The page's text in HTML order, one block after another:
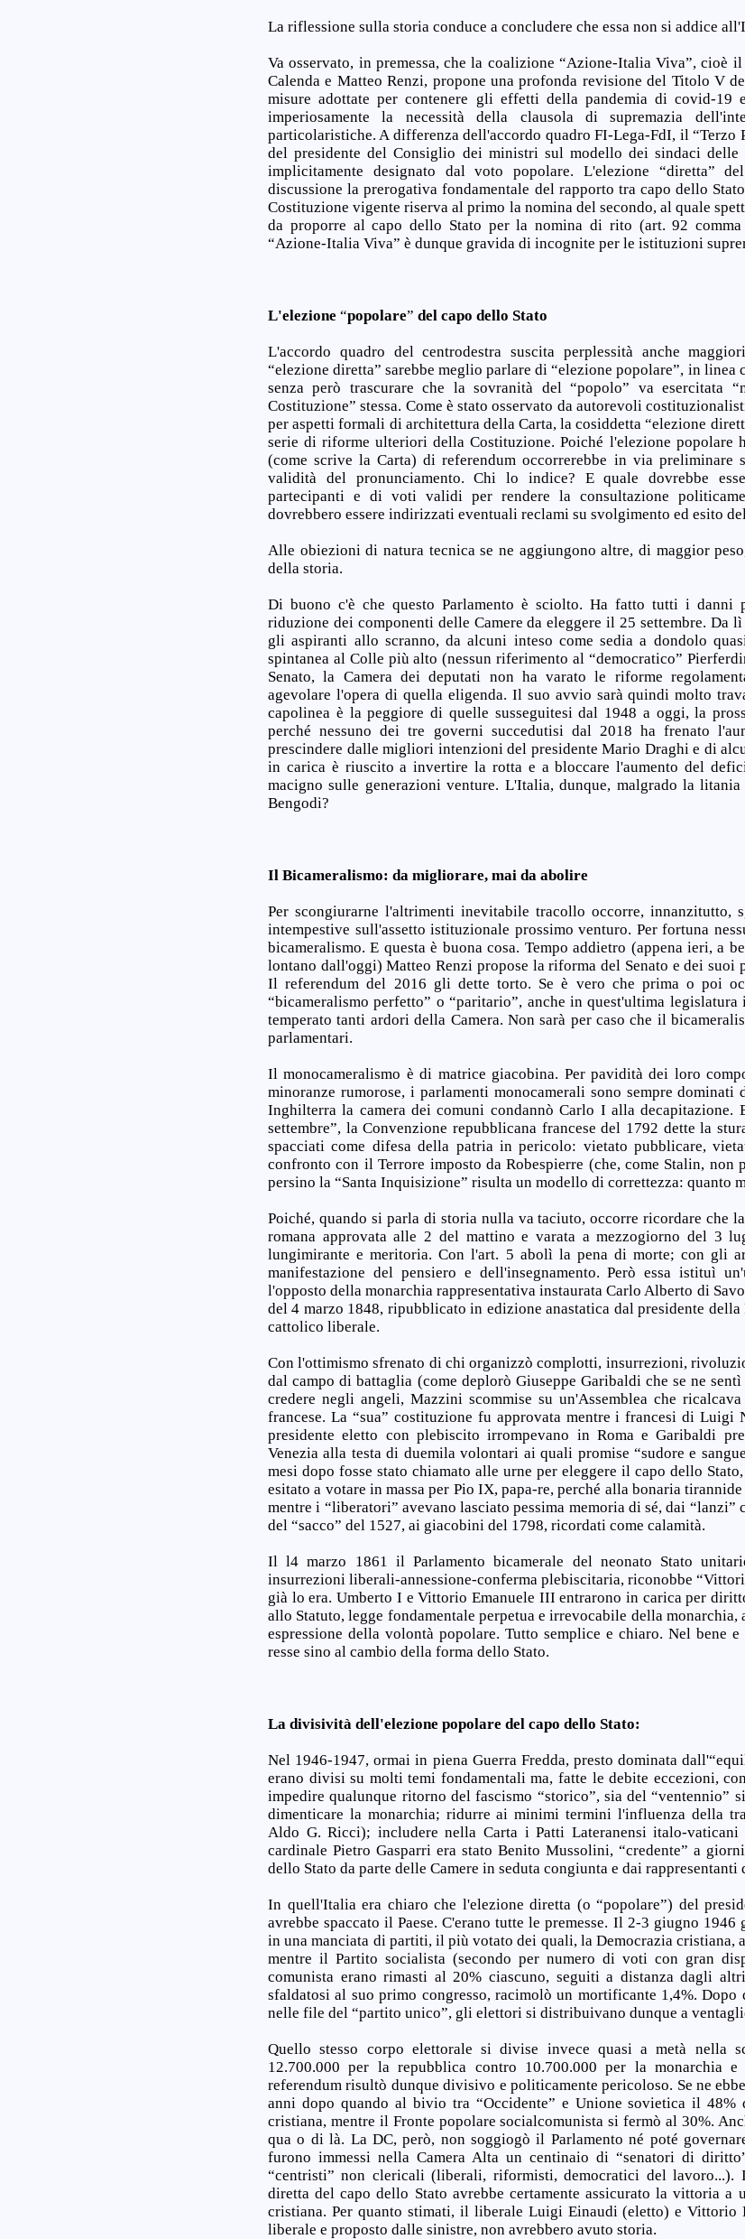
La riflessione sulla storia conduce a concludere che essa non si addice
Va osservato, in premessa, che la coalizione “Azione-Italia Viva”, cioè
Calenda e Matteo Renzi, propone una profonda revisione del Titolo V
misure adottate per contenere gli effetti della pandemia di covid-19
imperiosamente la necessità della clausola di supremazia
particolaristiche. A differenza dell'accordo quadro FI-Lega-FdI, il “Terzo
del presidente del Consiglio dei ministri sul modello dei sindaci
implicitamente designato dal voto popolare. L'elezione “diretta”
discussione la prerogativa fondamentale del rapporto tra capo dello
Costituzione vigente riserva al primo la nomina del secondo, al quale
da proporre al capo dello Stato per la nomina di rito (art. 92
“Azione-Italia Viva” è dunque gravida di incognite per le istituzioni
L'elezione “popolare” del capo dello Stato
L'accordo quadro del centrodestra suscita perplessità anche
“elezione diretta” sarebbe meglio parlare di “elezione popolare”, in linea
senza però trascurare che la sovranità del “popolo” va esercitata
Costituzione” stessa. Come è stato osservato da autorevoli
per aspetti formali di architettura della Carta, la cosiddetta “elezione
serie di riforme ulteriori della Costituzione. Poiché l'elezione popolare
(come scrive la Carta) di referendum occorrerebbe in via preliminare
validità del pronunciamento. Chi lo indice? E quale dovrebbe
partecipanti e di voti validi per rendere la consultazione
dovrebbero essere indirizzati eventuali reclami su svolgimento ed esito
Alle obiezioni di natura tecnica se ne aggiungono altre, di maggior
della storia.
Di buono c'è che questo Parlamento è sciolto. Ha fatto tutti i danni
riduzione dei componenti delle Camere da eleggere il 25 settembre. Da
gli aspiranti allo scranno, da alcuni inteso come sedia a dondolo
spintanea al Colle più alto (nessun riferimento al “democratico”
Senato, la Camera dei deputati non ha varato le riforme
agevolare l'opera di quella eligenda. Il suo avvio sarà quindi molto
capolinea è la peggiore di quelle susseguitesi dal 1948 a oggi, la
perché nessuno dei tre governi succedutisi dal 2018 ha frenato
prescindere dalle migliori intenzioni del presidente Mario Draghi e di
in carica è riuscito a invertire la rotta e a bloccare l'aumento del
macigno sulle generazioni venture. L'Italia, dunque, malgrado la
Bengodi?
Il Bicameralismo: da migliorare, mai da abolire
Per scongiurarne l'altrimenti inevitabile tracollo occorre, innanzitutto,
intempestive sull'assetto istituzionale prossimo venturo. Per fortuna
bicameralismo. E questa è buona cosa. Tempo addietro (appena ieri, a
lontano dall'oggi) Matteo Renzi propose la riforma del Senato e dei suoi
Il referendum del 2016 gli dette torto. Se è vero che prima o poi
“bicameralismo perfetto” o “paritario”, anche in quest'ultima
temperato tanti ardori della Camera. Non sarà per caso che il
parlamentari.
Il monocameralismo è di matrice giacobina. Per pavidità dei loro
minoranze rumorose, i parlamenti monocamerali sono sempre
Inghilterra la camera dei comuni condannò Carlo I alla decapitazione.
settembre”, la Convenzione repubblicana francese del 1792 dette la
spacciati come difesa della patria in pericolo: vietato pubblicare,
confronto con il Terrore imposto da Robespierre (che, come Stalin, non
persino la “Santa Inquisizione” risulta un modello di correttezza: quanto
Poiché, quando si parla di storia nulla va taciuto, occorre ricordare che
romana approvata alle 2 del mattino e varata a mezzogiorno del 3
lungimirante e meritoria. Con l'art. 5 abolì la pena di morte; con gli
manifestazione del pensiero e dell'insegnamento. Però essa istituì
l'opposto della monarchia rappresentativa instaurata Carlo Alberto di
del 4 marzo 1848, ripubblicato in edizione anastatica dal presidente della
cattolico liberale.
Con l'ottimismo sfrenato di chi organizzò complotti, insurrezioni,
dal campo di battaglia (come deplorò Giuseppe Garibaldi che se ne
credere negli angeli, Mazzini scommise su un'Assemblea che
francese. La “sua” costituzione fu approvata mentre i francesi di Luigi
presidente eletto con plebiscito irrompevano in Roma e Garibaldi
Venezia alla testa di duemila volontari ai quali promise “sudore e
mesi dopo fosse stato chiamato alle urne per eleggere il capo dello
esitato a votare in massa per Pio IX, papa-re, perché alla bonaria
mentre i “liberatori” avevano lasciato pessima memoria di sé, dai “lanzi”
del “sacco” del 1527, ai giacobini del 1798, ricordati come calamità.
Il l4 marzo 1861 il Parlamento bicamerale del neonato Stato
insurrezioni liberali-annessione-conferma plebiscitaria, riconobbe
già lo era. Umberto I e Vittorio Emanuele III entrarono in carica per
allo Statuto, legge fondamentale perpetua e irrevocabile della monarchia,
espressione della volontà popolare. Tutto semplice e chiaro. Nel bene
resse sino al cambio della forma dello Stato.
La divisività dell'elezione popolare del capo dello Stato:
Nel 1946-1947, ormai in piena Guerra Fredda, presto dominata
erano divisi su molti temi fondamentali ma, fatte le debite eccezioni,
impedire qualunque ritorno del fascismo “storico”, sia del “ventennio”
dimenticare la monarchia; ridurre ai minimi termini l'influenza della
Aldo G. Ricci); includere nella Carta i Patti Lateranensi italo-
cardinale Pietro Gasparri era stato Benito Mussolini, “credente” a
dello Stato da parte delle Camere in seduta congiunta e dai rappresentanti
In quell'Italia era chiaro che l'elezione diretta (o “popolare”) del
avrebbe spaccato il Paese. C'erano tutte le premesse. Il 2-3 giugno
in una manciata di partiti, il più votato dei quali, la Democrazia cristiana,
mentre il Partito socialista (secondo per numero di voti con gran
comunista erano rimasti al 20% ciascuno, seguiti a distanza dagli
sfaldatosi al suo primo congresso, racimolò un mortificante 1,4%. Dopo
nelle file del “partito unico”, gli elettori si distribuivano dunque a
Quello stesso corpo elettorale si divise invece quasi a metà nella
12.700.000 per la repubblica contro 10.700.000 per la monarchia e
referendum risultò dunque divisivo e politicamente pericoloso. Se ne
anni dopo quando al bivio tra “Occidente” e Unione sovietica il 48%
cristiana, mentre il Fronte popolare socialcomunista si fermò al 30%.
qua o di là. La DC, però, non soggiogò il Parlamento né poté
furono immessi nella Camera Alta un centinaio di “senatori di
“centristi” non clericali (liberali, riformisti, democratici del lavoro...).
diretta del capo dello Stato avrebbe certamente assicurato la vittoria a
cristiana. Per quanto stimati, il liberale Luigi Einaudi (eletto) e Vittorio
liberale e proposto dalle sinistre, non avrebbero avuto storia.